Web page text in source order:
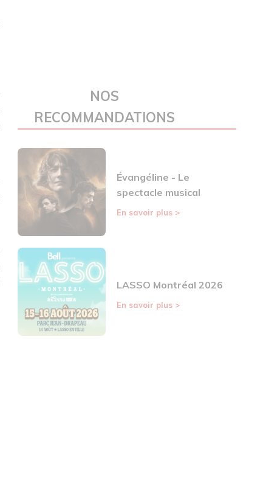
NOS
RECOMMANDATIONS
Évangéline - Le
spectacle musical
En savoir plus >
LASSO Montréal 2026
En savoir plus >